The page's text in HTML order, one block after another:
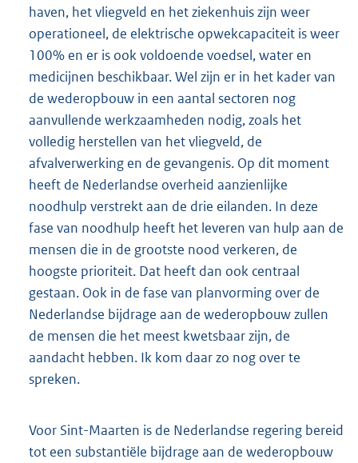
haven, het vliegveld en het ziekenhuis zijn weer
operationeel, de elektrische opwekcapaciteit is weer
100% en er is ook voldoende voedsel, water en
medicijnen beschikbaar. Wel zijn er in het kader van
de wederopbouw in een aantal sectoren nog
aanvullende werkzaamheden nodig, zoals het
volledig herstellen van het vliegveld, de
afvalverwerking en de gevangenis. Op dit moment
heeft de Nederlandse overheid aanzienlijke
noodhulp verstrekt aan de drie eilanden. In deze
fase van noodhulp heeft het leveren van hulp aan de
mensen die in de grootste nood verkeren, de
hoogste prioriteit. Dat heeft dan ook centraal
gestaan. Ook in de fase van planvorming over de
Nederlandse bijdrage aan de wederopbouw zullen
de mensen die het meest kwetsbaar zijn, de
aandacht hebben. Ik kom daar zo nog over te
spreken.
Voor Sint-Maarten is de Nederlandse regering bereid
tot een substantiële bijdrage aan de wederopbouw